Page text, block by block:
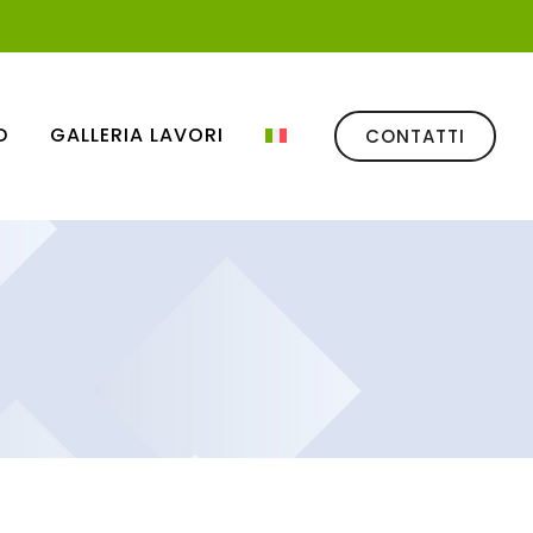
GALLERIA LAVORI CONTATTI